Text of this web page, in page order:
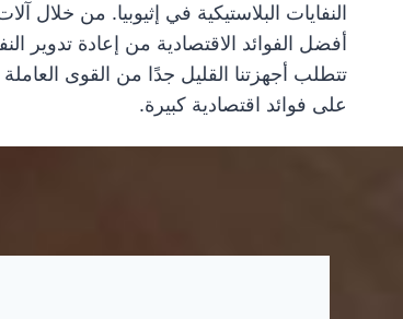
النفايات البلاستيكية في إثيوبيا. من خلال
أفضل الفوائد الاقتصادية من إعادة تدوير
تتطلب أجهزتنا القليل جدًا من القوى
على فوائد اقتصادية كبيرة.